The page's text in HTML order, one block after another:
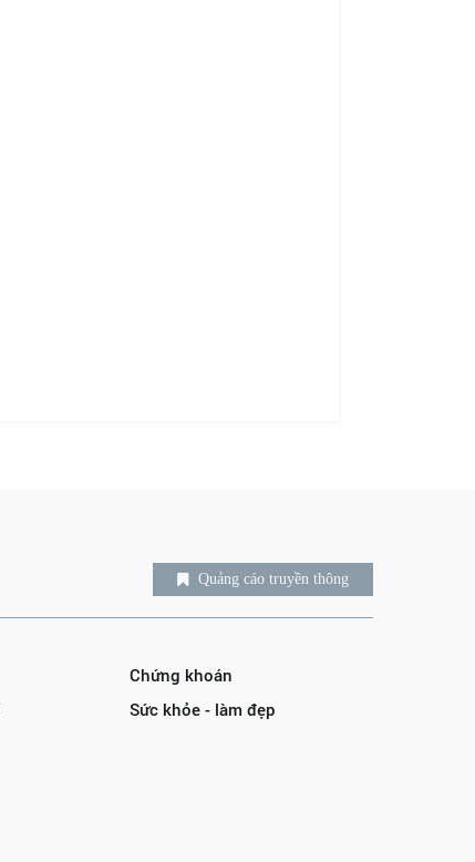
Quảng cáo truyền thông
Chứng khoán
Sức khỏe - làm đẹp